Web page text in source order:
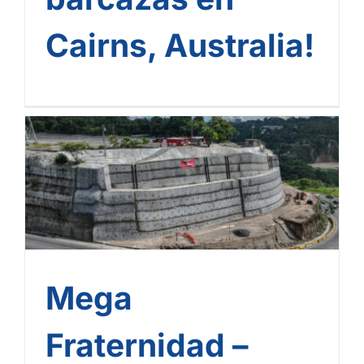
Cairns, Australia!
Mega Fraternidad –
Corredor Verde: Rodio
Swissboring finaliza los
trabajos de estabilización
de taludes
Mega
Fraternidad –